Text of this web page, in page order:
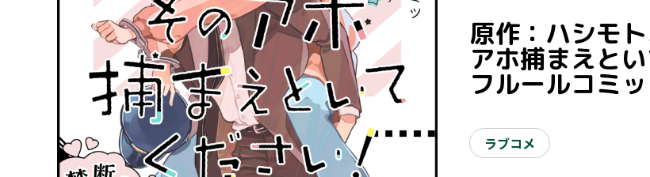
原作：ハシモ
アホ捕まえと
フルールコミッ
ラブコメ